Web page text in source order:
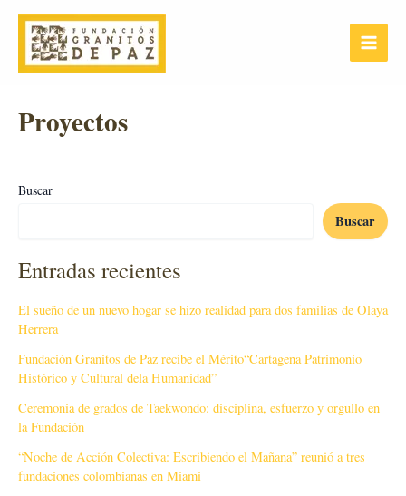
contenido
Main
Menu
Proyectos
Buscar
Buscar
Entradas recientes
El sueño de un nuevo hogar se hizo realidad para dos familias de Olaya
Herrera
Fundación Granitos de Paz recibe el Mérito“Cartagena Patrimonio
Histórico y Cultural dela Humanidad”
Ceremonia de grados de Taekwondo: disciplina, esfuerzo y orgullo en
la Fundación
“Noche de Acción Colectiva: Escribiendo el Mañana” reunió a tres
fundaciones colombianas en Miami